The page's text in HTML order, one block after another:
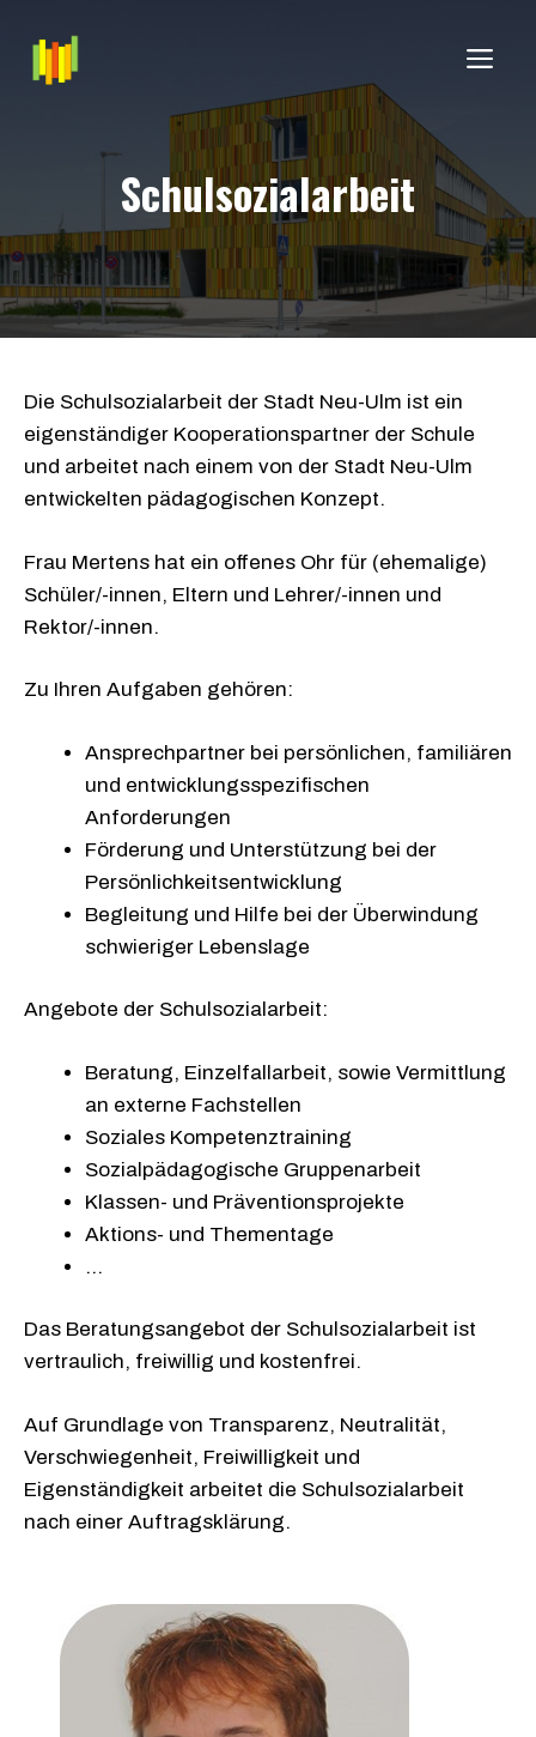
Inhalt
springen
Schulsozialarbeit
Die Schulsozialarbeit der Stadt Neu-Ulm ist ein
eigenständiger Kooperationspartner der Schule
und arbeitet nach einem von der Stadt Neu-Ulm
entwickelten pädagogischen Konzept.
Frau Mertens hat ein offenes Ohr für (ehemalige)
Schüler/-innen, Eltern und Lehrer/-innen und
Rektor/-innen.
Zu Ihren Aufgaben gehören:
Ansprechpartner bei persönlichen, familiären
und entwicklungsspezifischen
Anforderungen
Förderung und Unterstützung bei der
Persönlichkeitsentwicklung
Begleitung und Hilfe bei der Überwindung
schwieriger Lebenslage
Angebote der Schulsozialarbeit:
Beratung, Einzelfallarbeit, sowie Vermittlung
an externe Fachstellen
Soziales Kompetenztraining
Sozialpädagogische Gruppenarbeit
Klassen- und Präventionsprojekte
Aktions- und Thementage
…
Das Beratungsangebot der Schulsozialarbeit ist
vertraulich, freiwillig und kostenfrei.
Auf Grundlage von Transparenz, Neutralität,
Verschwiegenheit, Freiwilligkeit und
Eigenständigkeit arbeitet die Schulsozialarbeit
nach einer Auftragsklärung.